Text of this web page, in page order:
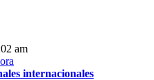
am
internacionales